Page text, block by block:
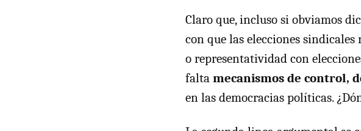
Claro que, incluso si obviamos
con que las elecciones
o representatividad con
falta mecanismos de control,
en las democracias políticas.